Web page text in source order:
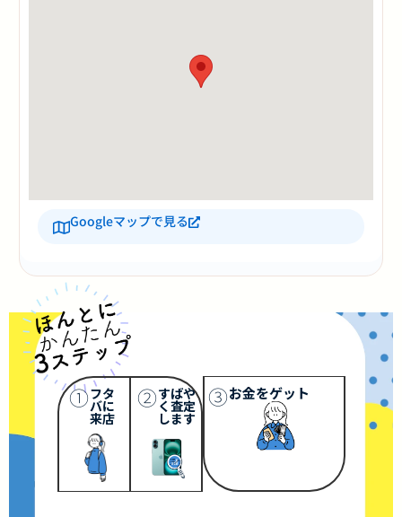
Googleマップで見る
①フタ
バに
来店
②すばや
く査定
します
③お金をゲット